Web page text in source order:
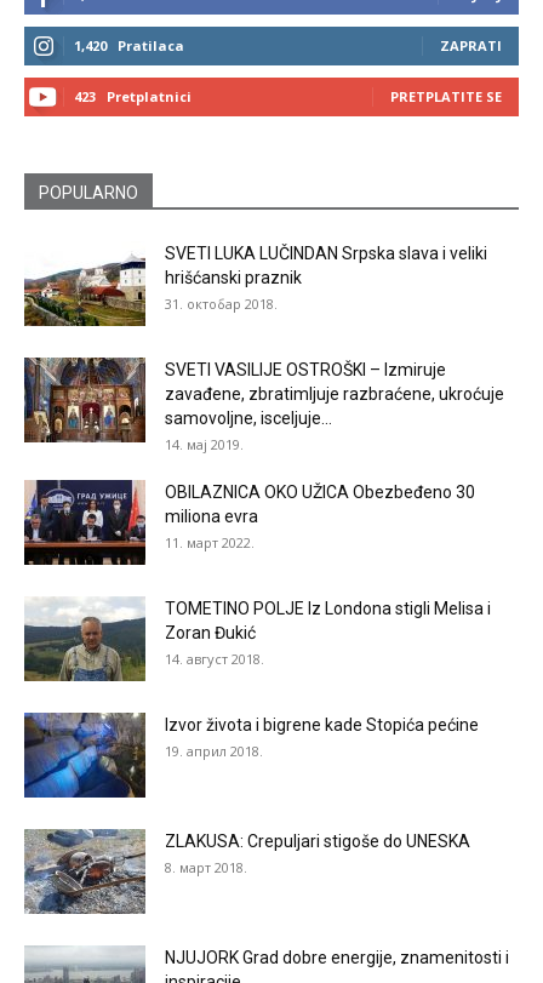
1,420 Pratilaca ZAPRATI
423 Pretplatnici PRETPLATITE SE
POPULARNO
SVETI LUKA LUČINDAN Srpska slava i veliki
hrišćanski praznik
31. октобар 2018.
SVETI VASILIJE OSTROŠKI – Izmiruje
zavađene, zbratimljuje razbraćene, ukroćuje
samovoljne, isceljuje...
14. мај 2019.
OBILAZNICA OKO UŽICA Obezbeđeno 30
miliona evra
11. март 2022.
TOMETINO POLJE Iz Londona stigli Melisa i
Zoran Đukić
14. август 2018.
Izvor života i bigrene kade Stopića pećine
19. април 2018.
ZLAKUSA: Crepuljari stigoše do UNESKA
8. март 2018.
NJUJORK Grad dobre energije, znamenitosti i